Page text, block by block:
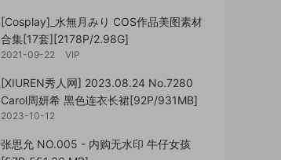
[Cosplay]_水無月みり COS作品美图素材
合集[17套][2178P/2.98G]
2021-09-22 VIP
[XIUREN秀人网] 2023.08.24 No.7280
Carol周妍希 黑色连衣长裙[92P/931MB]
2023-10-12
张思允 NO.005 - 内购无水印 牛仔女孩